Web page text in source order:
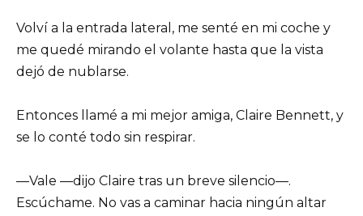
Volví a la entrada lateral, me senté en mi coche y
me quedé mirando el volante hasta que la vista
dejó de nublarse.
Entonces llamé a mi mejor amiga, Claire Bennett, y
se lo conté todo sin respirar.
—Vale —dijo Claire tras un breve silencio—.
Escúchame. No vas a caminar hacia ningún altar